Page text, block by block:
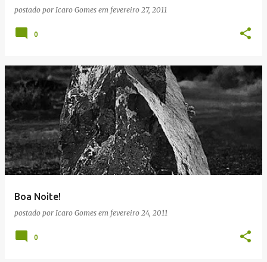
postado por Icaro Gomes em fevereiro 27, 2011
0
Boa Noite!
postado por Icaro Gomes em fevereiro 24, 2011
0